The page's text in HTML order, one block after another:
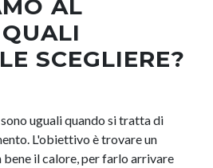
AL
SCEGLIERE?
uguali quando si tratta di
L'obiettivo è trovare un
bene il calore, per farlo arrivare